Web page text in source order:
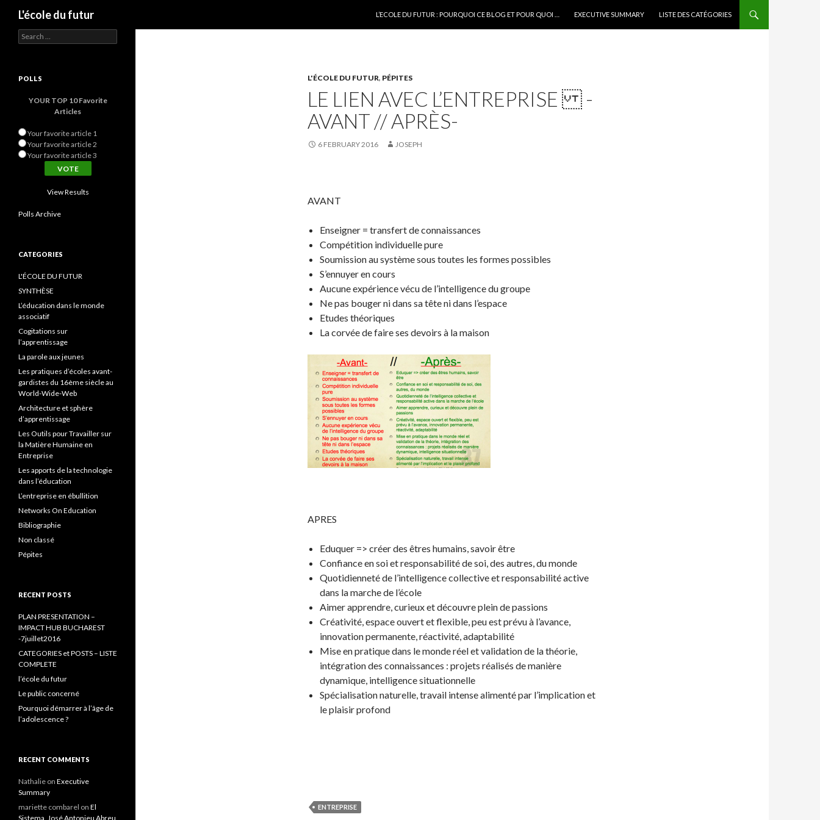
L'école du futur
L’ECOLE DU FUTUR : POURQUOI CE BLOG ET POUR QUOI …
EXECUTIVE SUMMARY LISTE DES CATÉGORIES
L'ÉCOLE DU FUTUR, PÉPITES
LE LIEN AVEC L’ENTREPRISE -
AVANT // APRÈS-
6 FEBRUARY 2016 JOSEPH
AVANT
Enseigner = transfert de connaissances
Compétition individuelle pure
Soumission au système sous toutes les formes possibles
S’ennuyer en cours
Aucune expérience vécu de l’intelligence du groupe
Ne pas bouger ni dans sa tête ni dans l’espace
Etudes théoriques
La corvée de faire ses devoirs à la maison
APRES
Eduquer => créer des êtres humains, savoir être
Confiance en soi et responsabilité de soi, des autres, du monde
Quotidienneté de l’intelligence collective et responsabilité active
dans la marche de l’école
Aimer apprendre, curieux et découvre plein de passions
Créativité, espace ouvert et flexible, peu est prévu à l’avance,
innovation permanente, réactivité, adaptabilité
Mise en pratique dans le monde réel et validation de la théorie,
intégration des connaissances : projets réalisés de manière
dynamique, intelligence situationnelle
Spécialisation naturelle, travail intense alimenté par l’implication et
le plaisir profond
ENTREPRISE
Search for:
POLLS
YOUR TOP 10 Favorite
Articles
Your favorite article 1
Your favorite article 2
Your favorite article 3
View Results
Polls Archive
CATEGORIES
L'ÉCOLE DU FUTUR
SYNTHÈSE
L’éducation dans le monde
associatif
Cogitations sur
l’apprentissage
La parole aux jeunes
Les pratiques d’écoles avant-
gardistes du 16ème siècle au
World-Wide-Web
Architecture et sphère
d’apprentissage
Les Outils pour Travailler sur
la Matière Humaine en
Entreprise
Les apports de la technologie
dans l’éducation
L’entreprise en ébullition
Networks On Education
Bibliographie
Non classé
Pépites
RECENT POSTS
PLAN PRESENTATION –
IMPACT HUB BUCHAREST
-7juillet2016
CATEGORIES et POSTS – LISTE
COMPLETE
l’école du futur
Le public concerné
Pourquoi démarrer à l’âge de
l’adolescence ?
RECENT COMMENTS
Nathalie on Executive
Summary
mariette combarel on El
Sistema, José Antonieu Abreu